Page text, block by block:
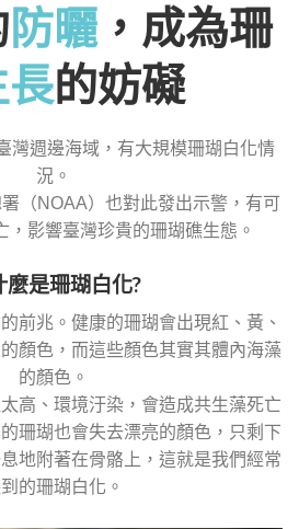
防曬，成為珊
長的妨礙
灣週邊海域，有大規模珊瑚白化情
況。
（NOAA）也對此發出示警，有可
，影響臺灣珍貴的珊瑚礁生態。
是珊瑚白化?
前兆。健康的珊瑚會出現紅、黃、
顏色，而這些顏色其實其體內海藻
的顏色。
高、環境汙染，會造成共生藻死亡
珊瑚也會失去漂亮的顏色，只剩下
地附著在骨骼上，這就是我們經常
的珊瑚白化。